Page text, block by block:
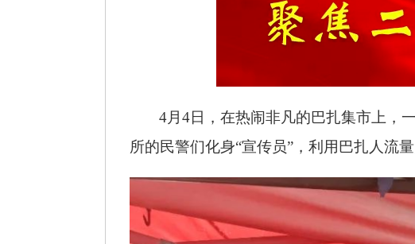
4月4日，在热闹非凡的巴扎集市上，
所的民警们化身“宣传员”，利用巴扎人流